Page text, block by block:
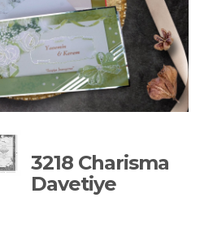
3218 Charisma
Davetiye